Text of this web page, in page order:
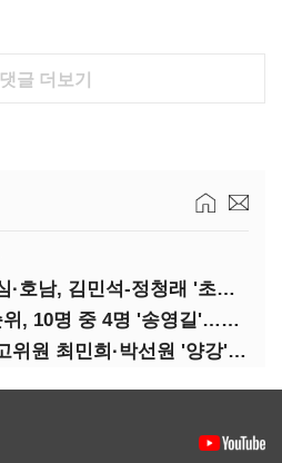
댓글 더보기
(정기여론조사)②당심·호남, 김민석-정청래 '초접전'
(정기여론조사)③2순위, 10명 중 4명 '송영길'…정청래 '한 자릿수'
(정기여론조사)④최고위원 최민희·박선원 '양강'…서미화·이성윤·임미애 뒤이어